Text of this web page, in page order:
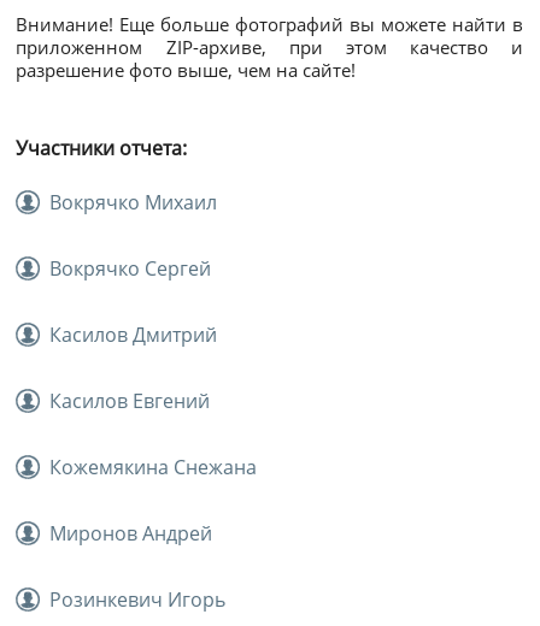
Внимание! Еще больше фотографий вы можете найти в
приложенном ZIP-архиве, при этом качество и
разрешение фото выше, чем на сайте!
Участники отчета:
Вокрячко Михаил
Вокрячко Сергей
Касилов Дмитрий
Касилов Евгений
Кожемякина Снежана
Миронов Андрей
Розинкевич Игорь